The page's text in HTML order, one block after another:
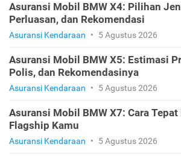
Asuransi Mobil BMW X4: Pilihan
Perluasan, dan Rekomendasi
Asuransi Kendaraan • 5 Agustus 2026
Asuransi Mobil BMW X5: Estimasi
Polis, dan Rekomendasinya
Asuransi Kendaraan • 5 Agustus 2026
Asuransi Mobil BMW X7: Cara
Flagship Kamu
Asuransi Kendaraan • 5 Agustus 2026